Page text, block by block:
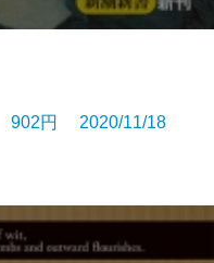
902円 2020/11/18